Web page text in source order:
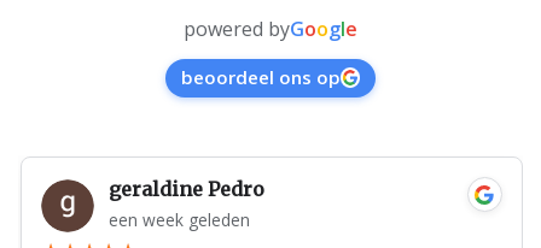
powered byGoogle
beoordeel ons op
geraldine Pedro
een week geleden